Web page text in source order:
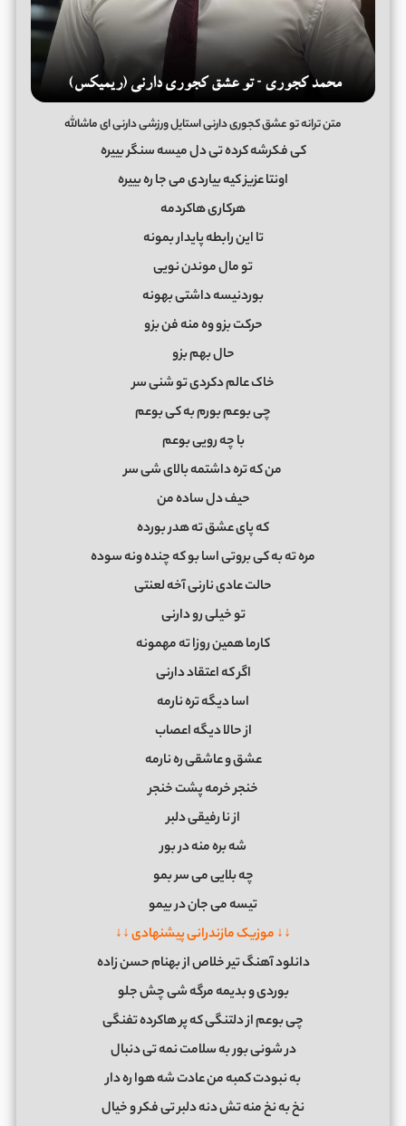
متن ترانه تو عشق کجوری دارنی استایل ورزشی دارنی ای ماشالله
ﻛﻰ ﻓﻜﺮﺷﻪ ﻛﺮده ﺗﻰ دل ﻣﻴﺴﻪ ﺳﻨﮕﺮ ﺑﻴﻴﺮه
اوﻧﺘﺎ ﻋﺰﻳﺰ ﻛﻴﻪ ﺑﻴﺎردی ﻣﻰ ﺟﺎ ره ﺑﻴﻴﺮه
ﻫﺮﻛﺎری ﻫﺎﻛﺮدﻣﻪ
ﺗﺎ اﻳﻦ راﺑﻄﻪ ﭘﺎﻳﺪار ﺑﻤﻮﻧﻪ
ﺗﻮ ﻣﺎل ﻣﻮﻧﺪن ﻧﻮﻳﻰ
ﺑﻮردﻧﻴﺴﻪ داﺷﺘﻰ ﺑﻬﻮﻧﻪ
ﺣﺮﻛﺖ ﺑﺰو وه ﻣﻨﻪ ﻓﻦ ﺑﺰو
ﺣﺎل ﺑﻬﻢ ﺑﺰو
ﺧﺎک ﻋﺎﻟﻢ دﻛﺮدی ﺗﻮ ﺷﻨﻰ ﺳﺮ
ﭼﻰ ﺑﻮﻋﻢ ﺑﻮرم ﺑﻪ ﻛﻰ ﺑﻮﻋﻢ
ﺑﺎ ﭼﻪ روﻳﻰ ﺑﻮﻋﻢ
ﻣﻦ ﻛﻪ ﺗﺮه داﺷﺘﻤﻪ ﺑﺎﻟﺎی ﺷﻰ ﺳﺮ
ﺣﻴﻒ دل ﺳﺎده ﻣﻦ
ﻛﻪ ﭘﺎی ﻋﺸﻖ ﺗﻪ ﻫﺪر ﺑﻮرده
ﻣﺮه ﺗﻪ ﺑﻪ ﻛﻰ ﺑﺮوﺗﻰ اﺳﺎ ﺑﻮ ﻛﻪ ﭼﻨﺪه وﻧﻪ ﺳﻮده
ﺣﺎﻟﺖ ﻋﺎدی ﻧﺎرﻧﻰ آﺧﻪ ﻟﻌﻨﺘﻰ
ﺗﻮ ﺧﻴﻠﻰ رو دارﻧﻰ
ﻛﺎرﻣﺎ ﻫﻤﻴﻦ روزا ﺗﻪ ﻣﻬﻤﻮﻧﻪ
اﮔﺮ ﻛﻪ اﻋﺘﻘﺎد دارﻧﻰ
اﺳﺎ دﻳﮕﻪ ﺗﺮه ﻧﺎرﻣﻪ
از ﺣﺎﻟﺎ دﻳﮕﻪ اﻋﺼﺎب
ﻋﺸﻖ و ﻋﺎﺷﻘﻰ ره ﻧﺎرﻣﻪ
ﺧﻨﺠﺮ ﺧﺮﻣﻪ ﭘﺸﺖ ﺧﻨﺠﺮ
از ﻧﺎ رﻓﻴﻘﻰ دﻟﺒﺮ
ﺷﻪ ﺑﺮه ﻣﻨﻪ در ﺑﻮر
ﭼﻪ ﺑﻠﺎﻳﻰ ﻣﻰ ﺳﺮ ﺑﻤﻮ
ﺗﻴﺴﻪ ﻣﻰ ﺟﺎن در ﺑﻴﻤﻮ
↓↓ موزیک مازندرانی پیشنهادی ↓↓
دانلود آهنگ تیر خلاص از بهنام حسن زاده
ﺑﻮردی و ﺑﺪﻳﻤﻪ ﻣﺮﮔﻪ ﺷﻰ ﭼﺶ ﺟﻠﻮ
ﭼﻰ ﺑﻮﻋﻢ از دﻟﺘﻨﮕﻰ ﻛﻪ ﭘﺮ ﻫﺎﻛﺮده ﺗﻔﻨﮕﻰ
در ﺷﻮﻧﻰ ﺑﻮر ﺑﻪ ﺳﻠﺎﻣﺖ ﻧﻤﻪ ﺗﻰ دﻧﺒﺎل
ﺑﻪ ﻧﺒﻮدت ﻛﻤﺒﻪ ﻣﻦ ﻋﺎدت ﺷﻪ ﻫﻮا ره دار
ﻧﺦ ﺑﻪ ﻧﺦ ﻣﻨﻪ ﺗﺶ دﻧﻪ دﻟﺒﺮ ﺗﻰ ﻓﻜﺮ و ﺧﻴﺎل